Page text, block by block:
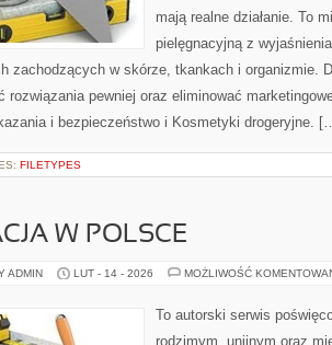
mają realne działanie. To
pielęgnacyjną z
zachodzących w skórze, tkankach i organizmie.
rozwiązania pewniej oraz eliminować
i bezpieczeństwo i Kosmetyki drogeryjne.
FILETYPES
W POLSCE
ADMIN LUT - 14 - 2026 MOŻLIWOŚĆ
To autorski serwis
rodzimym, unijnym oraz